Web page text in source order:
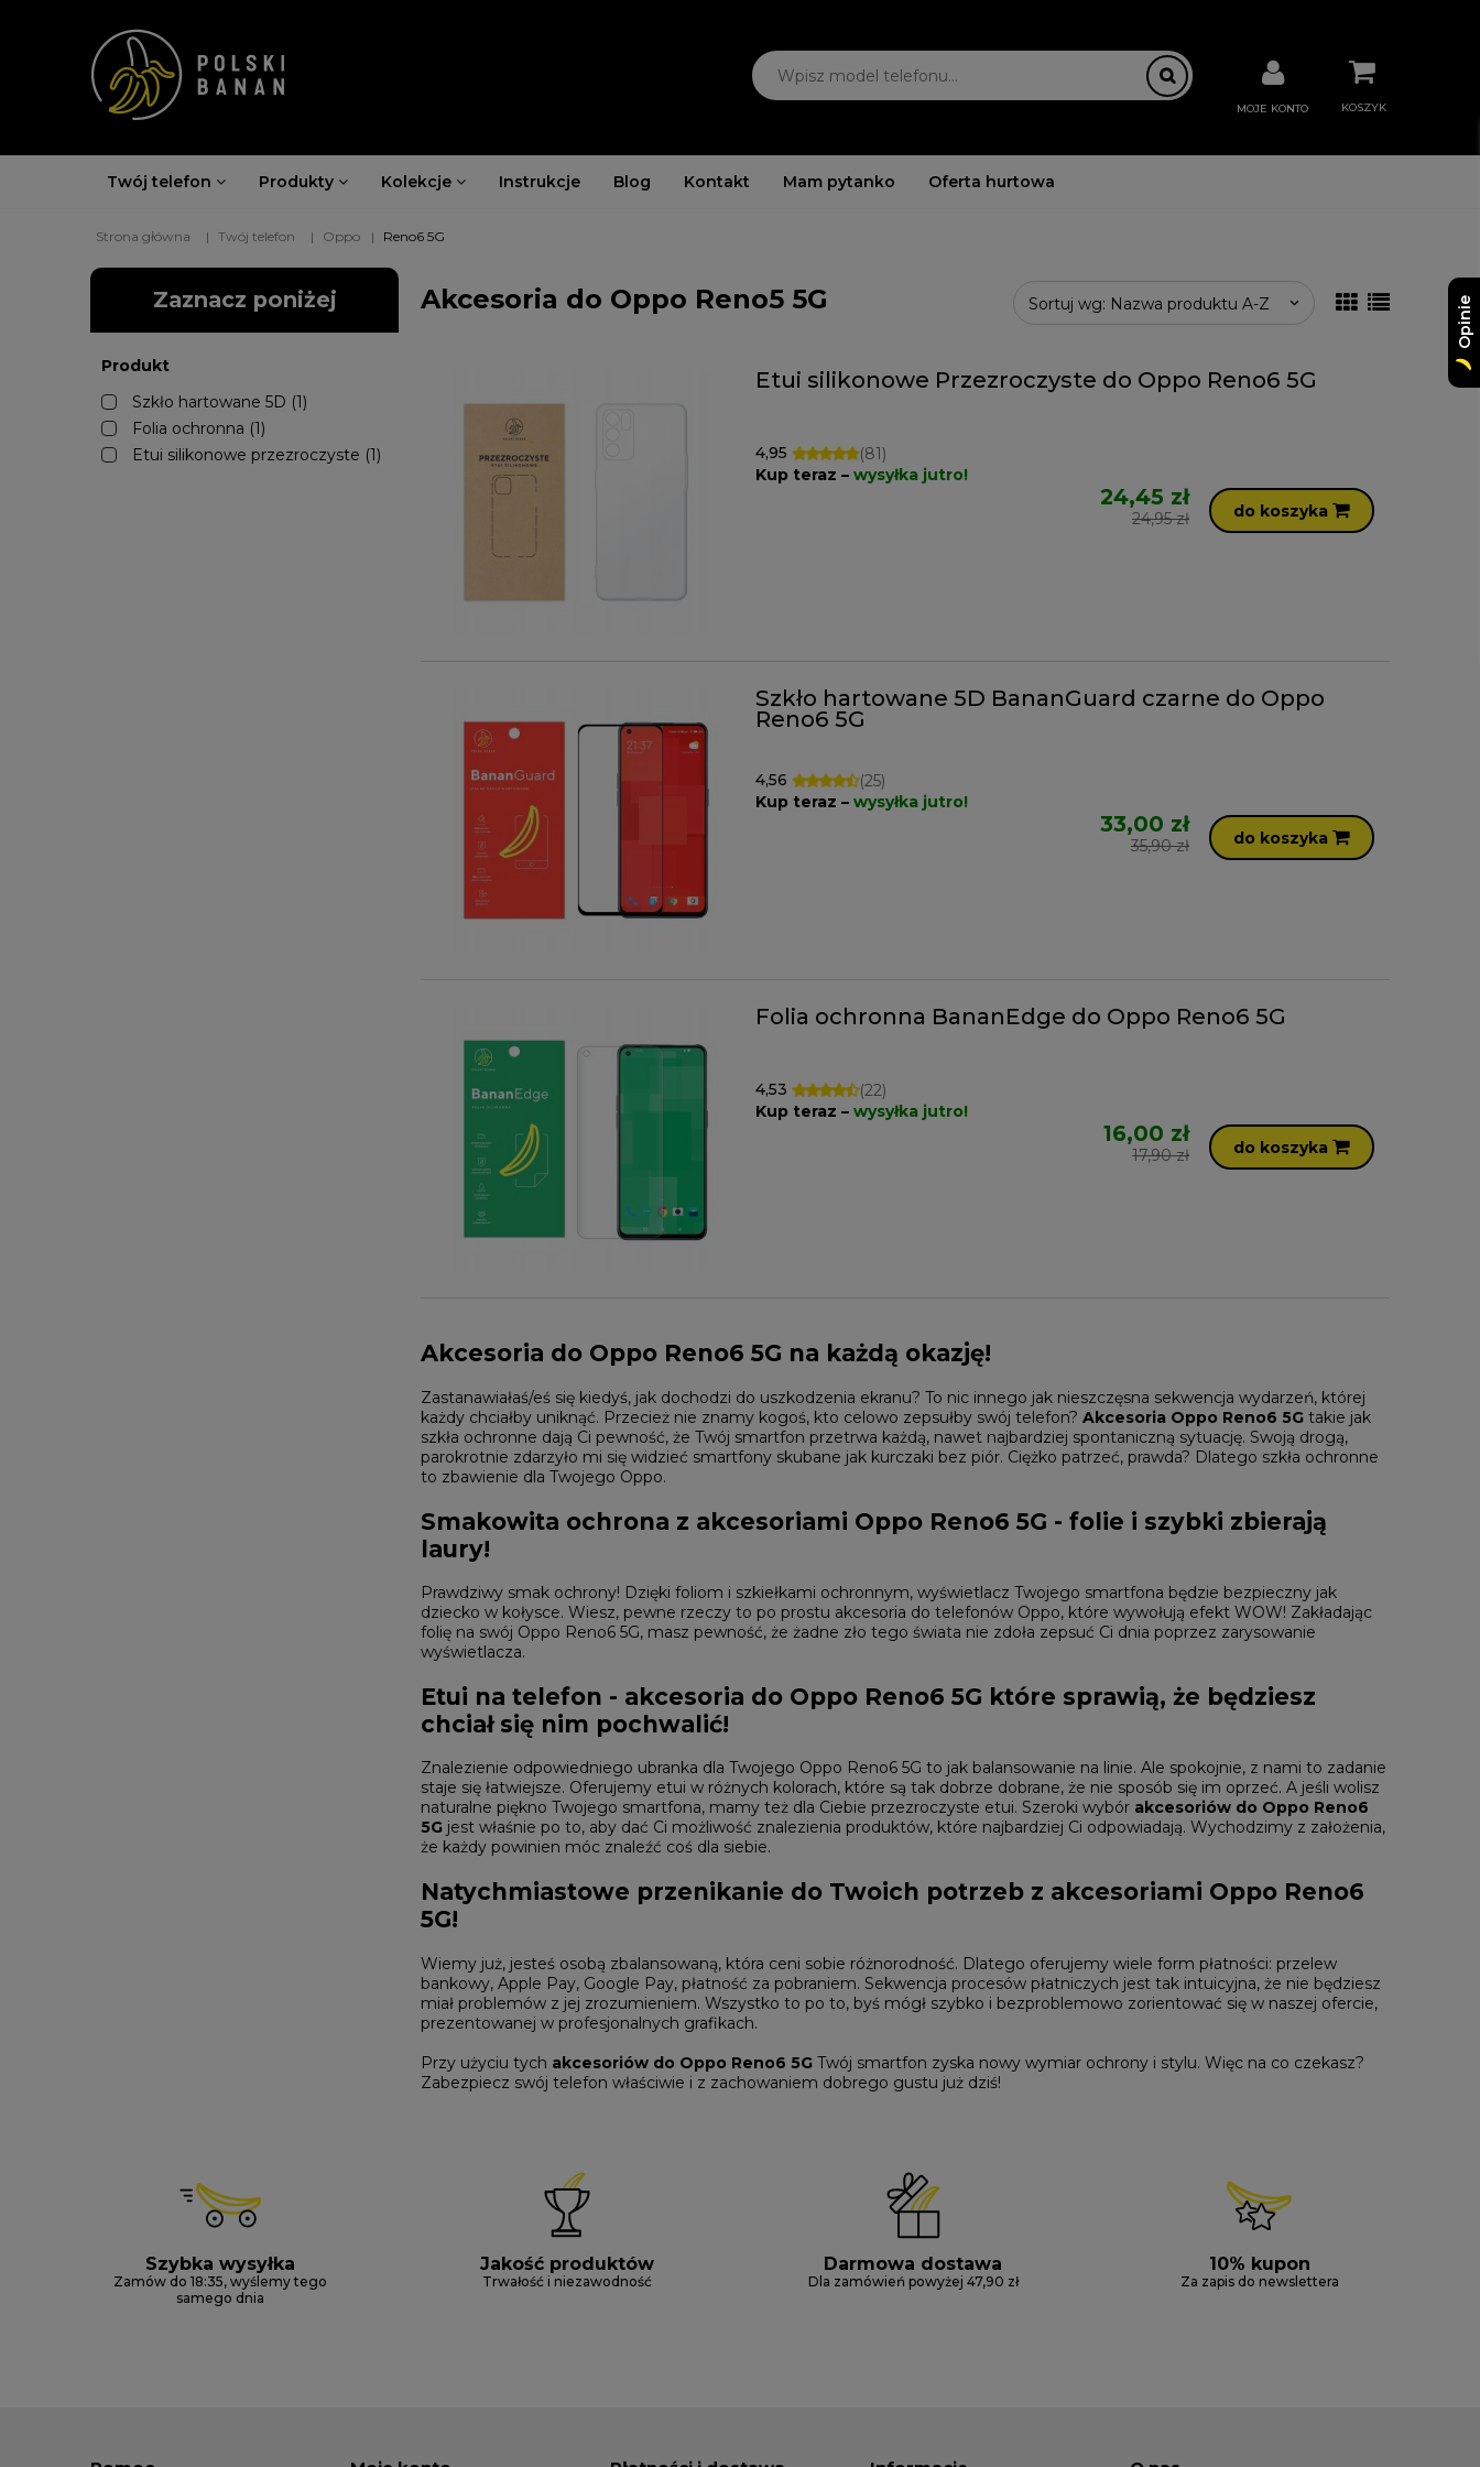
KOSZYK
MOJE KONTO
Twój telefon Produkty Kolekcje Instrukcje Blog Kontakt Mam pytanko Oferta hurtowa
Strona główna Twój telefon Oppo Reno6 5G
Zaznacz poniżej
Produkt
Szkło hartowane 5D (1)
Folia ochronna (1)
Etui silikonowe przezroczyste (1)
Akcesoria do Oppo Reno5 5G Sortuj wg: Nazwa produktu A-Z
Etui silikonowe Przezroczyste do Oppo Reno6 5G
4,95
(81)
Kup teraz –wysyłka jutro!
24,45 zł
24,95 zł do koszyka
Szkło hartowane 5D BananGuard czarne do Oppo
Reno6 5G
4,56
(25)
Kup teraz –wysyłka jutro!
33,00 zł
35,90 zł do koszyka
Folia ochronna BananEdge do Oppo Reno6 5G
4,53
(22)
Kup teraz –wysyłka jutro!
16,00 zł
17,90 zł do koszyka
Akcesoria do Oppo Reno6 5G na każdą okazję!
Zastanawiałaś/eś się kiedyś, jak dochodzi do uszkodzenia ekranu? To nic innego jak nieszczęsna sekwencja wydarzeń, której
każdy chciałby uniknąć. Przecież nie znamy kogoś, kto celowo zepsułby swój telefon? Akcesoria Oppo Reno6 5G takie jak
szkła ochronne dają Ci pewność, że Twój smartfon przetrwa każdą, nawet najbardziej spontaniczną sytuację. Swoją drogą,
parokrotnie zdarzyło mi się widzieć smartfony skubane jak kurczaki bez piór. Ciężko patrzeć, prawda? Dlatego szkła ochronne
to zbawienie dla Twojego Oppo.
Smakowita ochrona z akcesoriami Oppo Reno6 5G - folie i szybki zbierają
laury!
Prawdziwy smak ochrony! Dzięki foliom i szkiełkami ochronnym, wyświetlacz Twojego smartfona będzie bezpieczny jak
dziecko w kołysce. Wiesz, pewne rzeczy to po prostu akcesoria do telefonów Oppo, które wywołują efekt WOW! Zakładając
folię na swój Oppo Reno6 5G, masz pewność, że żadne zło tego świata nie zdoła zepsuć Ci dnia poprzez zarysowanie
wyświetlacza.
Etui na telefon - akcesoria do Oppo Reno6 5G które sprawią, że będziesz
chciał się nim pochwalić!
Znalezienie odpowiedniego ubranka dla Twojego Oppo Reno6 5G to jak balansowanie na linie. Ale spokojnie, z nami to zadanie
staje się łatwiejsze. Oferujemy etui w różnych kolorach, które są tak dobrze dobrane, że nie sposób się im oprzeć. A jeśli wolisz
naturalne piękno Twojego smartfona, mamy też dla Ciebie przezroczyste etui. Szeroki wybór akcesoriów do Oppo Reno6
5G jest właśnie po to, aby dać Ci możliwość znalezienia produktów, które najbardziej Ci odpowiadają. Wychodzimy z założenia,
że każdy powinien móc znaleźć coś dla siebie.
Natychmiastowe przenikanie do Twoich potrzeb z akcesoriami Oppo Reno6
5G!
Wiemy już, jesteś osobą zbalansowaną, która ceni sobie różnorodność. Dlatego oferujemy wiele form płatności: przelew
bankowy, Apple Pay, Google Pay, płatność za pobraniem. Sekwencja procesów płatniczych jest tak intuicyjna, że nie będziesz
miał problemów z jej zrozumieniem. Wszystko to po to, byś mógł szybko i bezproblemowo zorientować się w naszej ofercie,
prezentowanej w profesjonalnych grafikach.
Przy użyciu tych akcesoriów do Oppo Reno6 5G Twój smartfon zyska nowy wymiar ochrony i stylu. Więc na co czekasz?
Zabezpiecz swój telefon właściwie i z zachowaniem dobrego gustu już dziś!
Szybka wysyłka
Zamów do 18:35, wyślemy tego
samego dnia
Jakość produktów
Trwałość i niezawodność
Darmowa dostawa
Dla zamówień powyżej 47,90 zł
10% kupon
Za zapis do newslettera
Opinie